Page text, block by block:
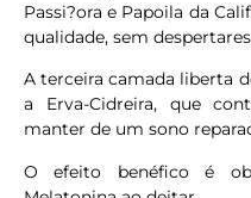
Passi?ora e Papoila da
qualidade, sem
A terceira camada liberta
a Erva-Cidreira, que
manter de um sono
O efeito benéfico é